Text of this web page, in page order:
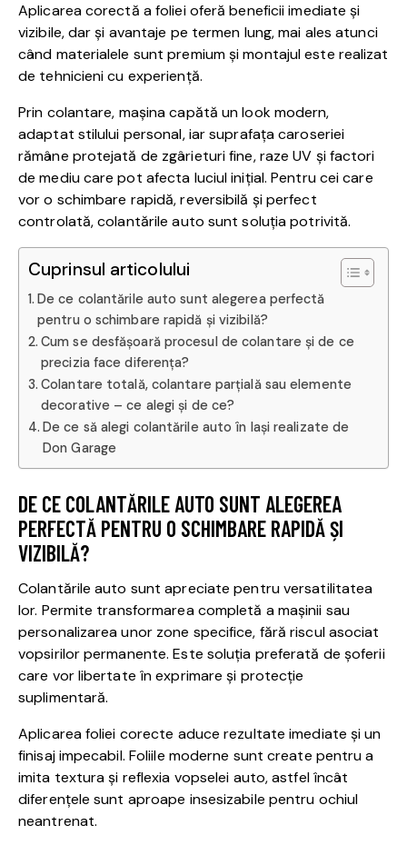
Aplicarea corectă a foliei oferă beneficii imediate și
vizibile, dar și avantaje pe termen lung, mai ales atunci
când materialele sunt premium și montajul este realizat
de tehnicieni cu experiență.
Prin colantare, mașina capătă un look modern,
adaptat stilului personal, iar suprafața caroseriei
rămâne protejată de zgârieturi fine, raze UV și factori
de mediu care pot afecta luciul inițial. Pentru cei care
vor o schimbare rapidă, reversibilă și perfect
controlată, colantările auto sunt soluția potrivită.
Cuprinsul articolului
De ce colantările auto sunt alegerea perfectă
pentru o schimbare rapidă și vizibilă?
Cum se desfășoară procesul de colantare și de ce
precizia face diferența?
Colantare totală, colantare parțială sau elemente
decorative – ce alegi și de ce?
De ce să alegi colantările auto în Iași realizate de
Don Garage
DE CE COLANTĂRILE AUTO SUNT ALEGEREA
PERFECTĂ PENTRU O SCHIMBARE RAPIDĂ ȘI
VIZIBILĂ?
Colantările auto sunt apreciate pentru versatilitatea
lor. Permite transformarea completă a mașinii sau
personalizarea unor zone specifice, fără riscul asociat
vopsirilor permanente. Este soluția preferată de șoferii
care vor libertate în exprimare și protecție
suplimentară.
Aplicarea foliei corecte aduce rezultate imediate și un
finisaj impecabil. Foliile moderne sunt create pentru a
imita textura și reflexia vopselei auto, astfel încât
diferențele sunt aproape insesizabile pentru ochiul
neantrenat.